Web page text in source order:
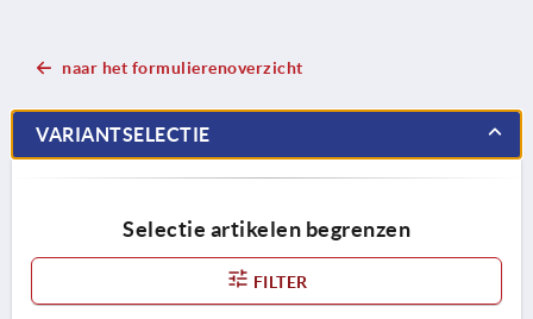
naar het formulierenoverzicht
VARIANTSELECTIE
Selectie artikelen begrenzen
FILTER